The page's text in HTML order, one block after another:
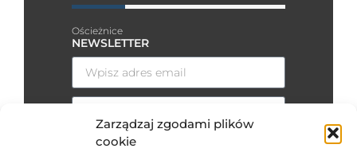
Zarządzaj zgodami plików
cookie
Ościeżnice
NEWSLETTER
Wyrażam zgodę na przesyłanie